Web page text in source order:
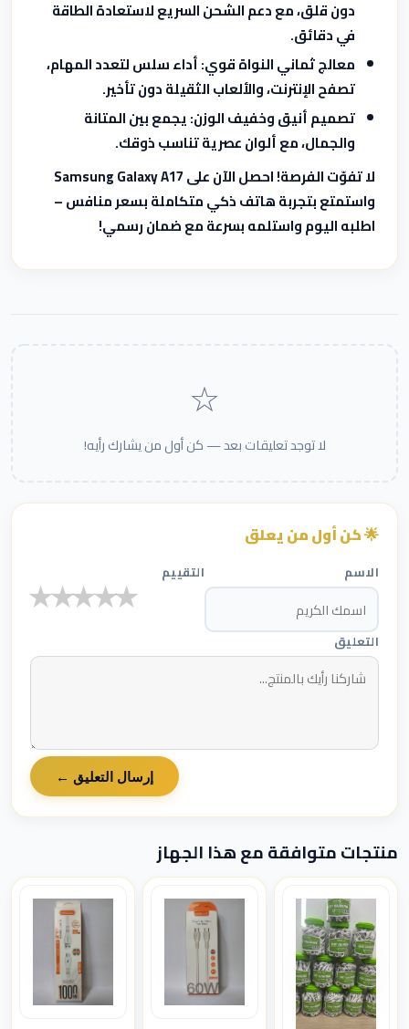
دون قلق، مع دعم الشحن السريع لاستعادة الطاقة
في دقائق.
معالج ثماني النواة قوي:أداء سلس لتعدد المهام،
تصفح الإنترنت، والألعاب الثقيلة دون تأخير.
تصميم أنيق وخفيف الوزن:يجمع بين المتانة
والجمال، مع ألوان عصرية تناسب ذوقك.
لا تفوّت الفرصة! احصل الآن على Samsung Galaxy A17
واستمتع بتجربة هاتف ذكي متكاملة بسعر منافس –
اطلبه اليوم واستلمه بسرعة مع ضمان رسمي!
☆
لا توجد تعليقات بعد — كن أول من يشارك رأيه!
🌟 كن أول من يعلق
الاسم التقييم
★★★★★
التعليق
إرسال التعليق ←
منتجات متوافقة مع هذا الجهاز